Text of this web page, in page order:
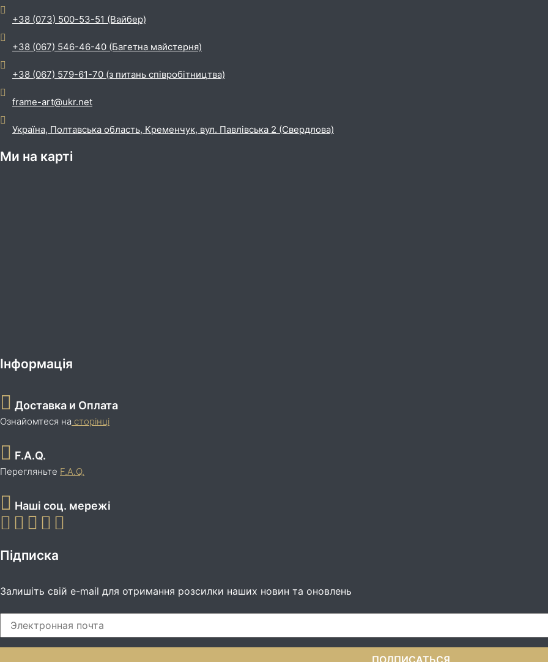
+38 (073) 500-53-51 (Вайбер)
+38 (067) 546-46-40 (Багетна майстерня)
+38 (067) 579-61-70 (з питань співробітництва)
frame-art@ukr.net
Україна, Полтавська область, Кременчук, вул. Павлівська 2 (Свердлова)
Ми на карті
Інформація
Доставка и Оплата
Ознайомтеся на сторінці
F.A.Q.
Перегляньте F.A.Q.
Наші соц. мережі
Підписка
Залишіть свій e-mail для отримання розсилки наших новин та оновлень